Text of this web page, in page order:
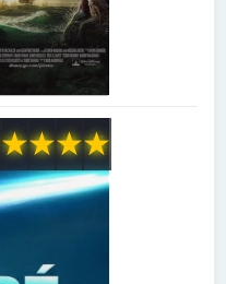
★
★
★
★